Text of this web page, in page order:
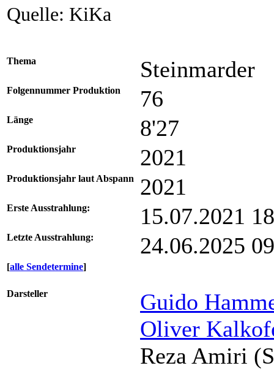
Quelle: KiKa
Thema Steinmarder
Folgennummer Produktion 76
Länge 8'27
Produktionsjahr 2021
Produktionsjahr laut Abspann 2021
Erste Ausstrahlung: 15.07.2021
Letzte Ausstrahlung: 24.06.2025
[alle Sendetermine]
Darsteller
Guido
Oliver
Reza Amiri